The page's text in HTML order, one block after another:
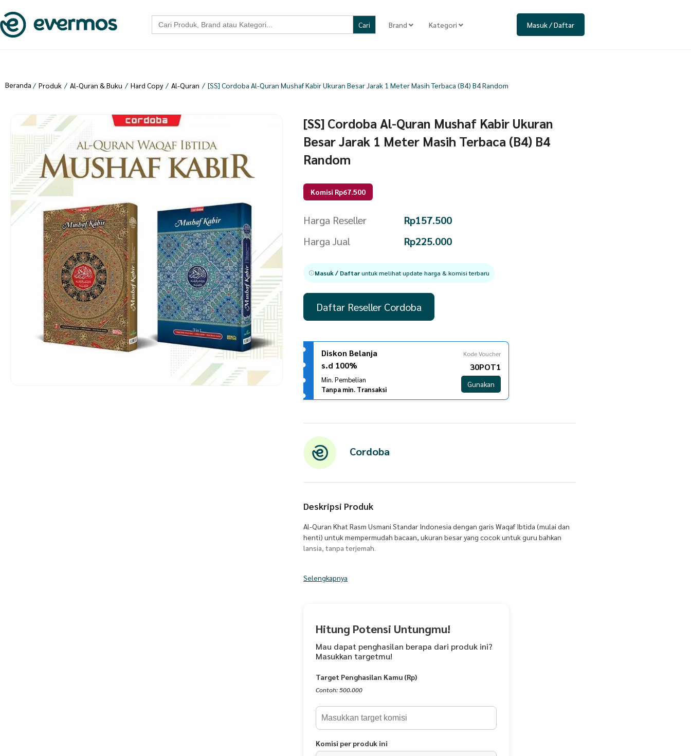
Search
for: Brand Kategori Masuk / Daftar
Beranda / Produk / Al-Quran & Buku / Hard Copy / Al-Quran / [SS] Cordoba Al-Quran Mushaf Kabir Ukuran Besar Jarak 1 Meter Masih Terbaca (B4) B4 Random
[SS] Cordoba Al-Quran Mushaf Kabir Ukuran
Besar Jarak 1 Meter Masih Terbaca (B4) B4
Random
Komisi Rp67.500
Harga Reseller Rp157.500
Harga Jual
Rp225.000
Masuk / Daftaruntuk melihat update harga & komisi terbaru
Daftar Reseller Cordoba
Diskon Belanja
s.d 100%
Min. Pembelian
Tanpa min. Transaksi
Kode Voucher
30POT1
Gunakan
Cordoba
Deskripsi Produk
Al-Quran Khat Rasm Usmani Standar Indonesia dengan garis Waqaf Ibtida (mulai dan
henti) untuk mempermudah bacaan, ukuran besar yang cocok untuk guru bahkan
lansia, tanpa terjemah.
Penerbit : PT Cordoba Internasional Indonesia
Selengkapnya
Hitung Potensi Untungmu!
Mau dapat penghasilan berapa dari produk ini?
Masukkan targetmu!
Target Penghasilan Kamu (Rp)
Contoh: 500.000
Komisi per produk ini